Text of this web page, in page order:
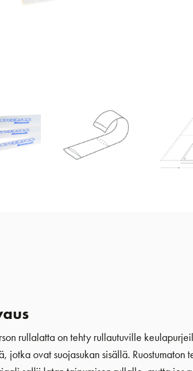
rullalatta on tehty rullautuville
jotka ovat suojasukan sisällä.